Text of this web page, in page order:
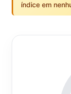
índice em